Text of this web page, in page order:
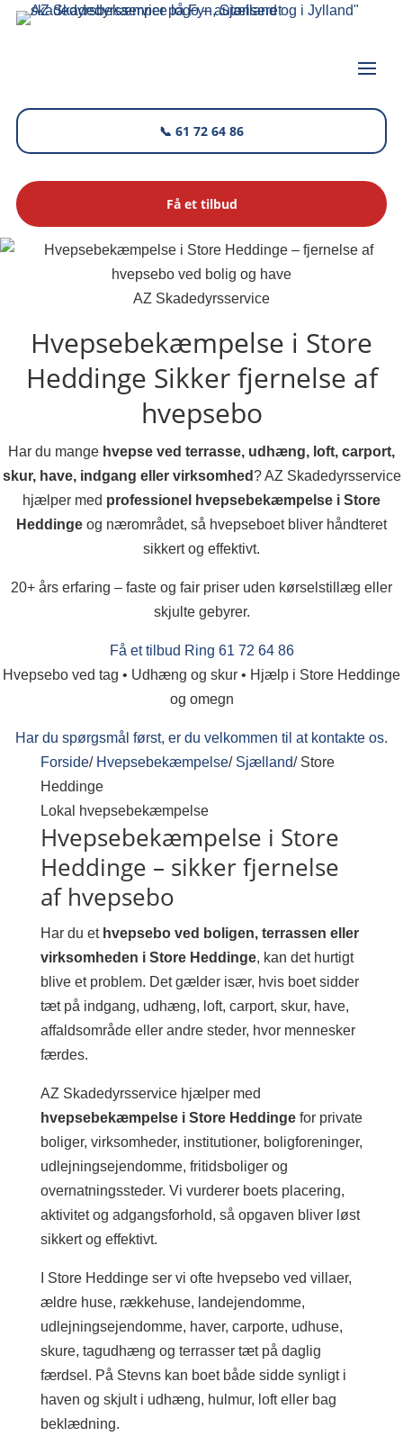
📞 61 72 64 86
Få et tilbud
AZ Skadedyrsservice
Hvepsebekæmpelse i Store
Heddinge Sikker fjernelse af
hvepsebo
Har du mange hvepse ved terrasse, udhæng, loft, carport,
skur, have, indgang eller virksomhed? AZ Skadedyrsservice
hjælper med professionel hvepsebekæmpelse i Store
Heddinge og nærområdet, så hvepseboet bliver håndteret
sikkert og effektivt.
20+ års erfaring – faste og fair priser uden kørselstillæg eller
skjulte gebyrer.
Få et tilbud Ring 61 72 64 86
Hvepsebo ved tag • Udhæng og skur • Hjælp i Store Heddinge
og omegn
Har du spørgsmål først, er du velkommen til at kontakte os.
Forside/ Hvepsebekæmpelse/ Sjælland/ Store
Heddinge
Lokal hvepsebekæmpelse
Hvepsebekæmpelse i Store
Heddinge – sikker fjernelse
af hvepsebo
Har du et hvepsebo ved boligen, terrassen eller
virksomheden i Store Heddinge, kan det hurtigt
blive et problem. Det gælder især, hvis boet sidder
tæt på indgang, udhæng, loft, carport, skur, have,
affaldsområde eller andre steder, hvor mennesker
færdes.
AZ Skadedyrsservice hjælper med
hvepsebekæmpelse i Store Heddingefor private
boliger, virksomheder, institutioner, boligforeninger,
udlejningsejendomme, fritidsboliger og
overnatningssteder. Vi vurderer boets placering,
aktivitet og adgangsforhold, så opgaven bliver løst
sikkert og effektivt.
I Store Heddinge ser vi ofte hvepsebo ved villaer,
ældre huse, rækkehuse, landejendomme,
udlejningsejendomme, haver, carporte, udhuse,
skure, tagudhæng og terrasser tæt på daglig
færdsel. På Stevns kan boet både sidde synligt i
haven og skjult i udhæng, hulmur, loft eller bag
beklædning.